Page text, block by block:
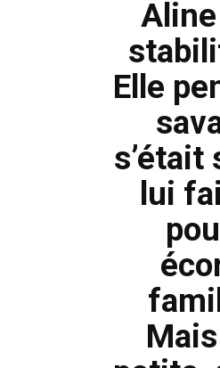
Elle
s’était
lui